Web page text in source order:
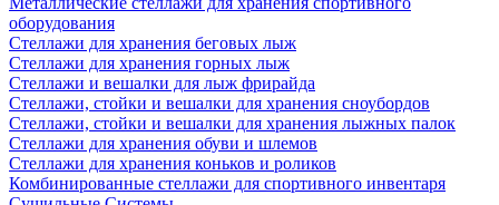
оборудования
Стеллажи для хранения беговых лыж
Стеллажи для хранения горных лыж
Стеллажи и вешалки для лыж фрирайда
Стеллажи, стойки и вешалки для хранения сноубордов
Стеллажи, стойки и вешалки для хранения лыжных палок
Стеллажи для хранения обуви и шлемов
Стеллажи для хранения коньков и роликов
Комбинированные стеллажи для спортивного инвентаря